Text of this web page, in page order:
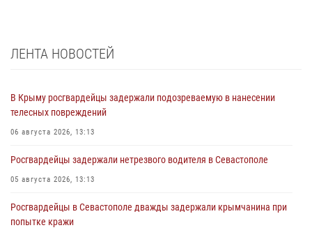
ЛЕНТА НОВОСТЕЙ
В Крыму росгвардейцы задержали подозреваемую в нанесении
телесных повреждений
06 августа 2026, 13:13
Росгвардейцы задержали нетрезвого водителя в Севастополе
05 августа 2026, 13:13
Росгвардейцы в Севастополе дважды задержали крымчанина при
попытке кражи